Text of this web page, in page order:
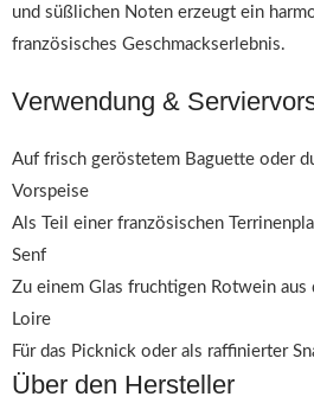
und süßlichen Noten erzeugt ein
französisches Geschmackserlebnis.
Verwendung &
Auf frisch geröstetem Baguette oder
Vorspeise
Als Teil einer französischen
Senf
Zu einem Glas fruchtigen Rotwein
Loire
Für das Picknick oder als raffinierter
Über den Hersteller